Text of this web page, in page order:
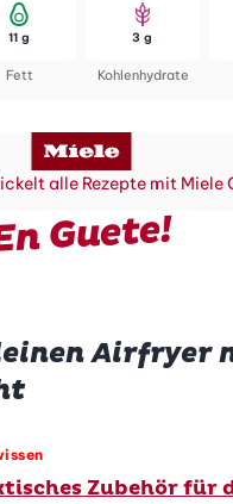
Fett
11 g
Kohlenhydrate
3 g
alle Rezepte mit Miele
Guete!
Airfryer
Zubehör für